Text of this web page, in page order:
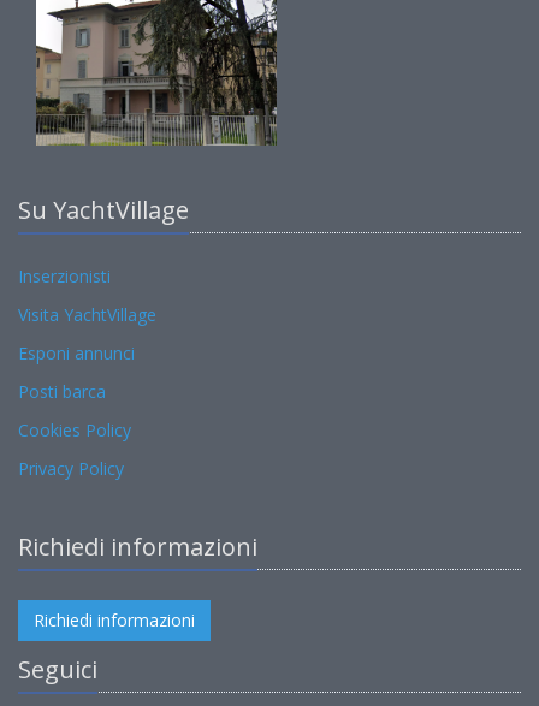
Su YachtVillage
Inserzionisti
Visita YachtVillage
Esponi annunci
Posti barca
Cookies Policy
Privacy Policy
Richiedi informazioni
Richiedi informazioni
Seguici